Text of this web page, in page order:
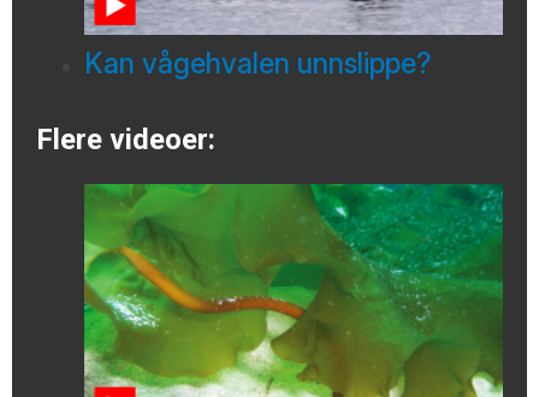
Kan vågehvalen unnslippe?
Flere videoer: